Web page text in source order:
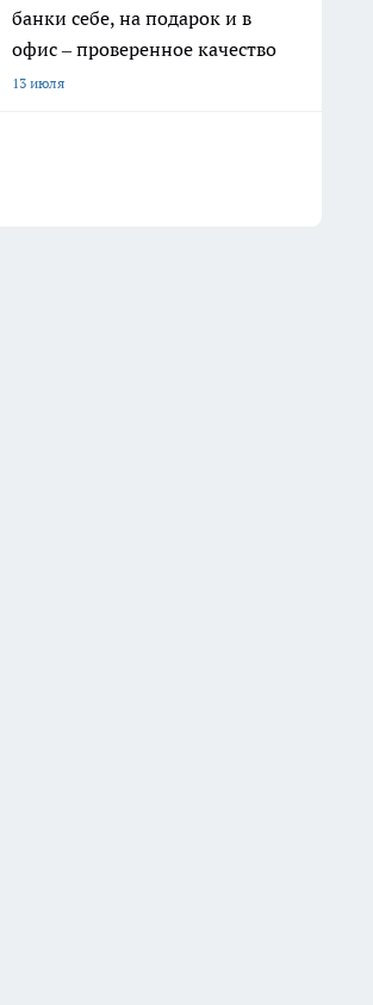
банки себе, на подарок и в
офис – проверенное качество
13 июля